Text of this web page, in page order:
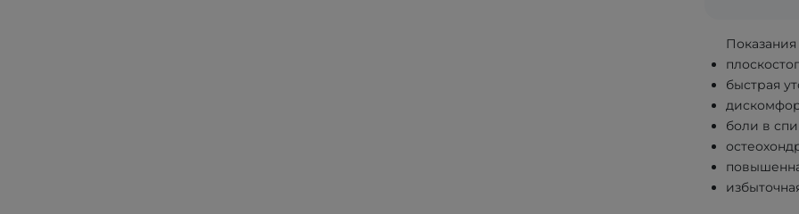
Показания
быстрая
боли в